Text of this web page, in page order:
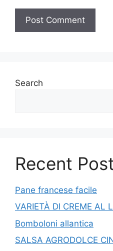
Search
Recent
Pane francese facile
VARIETÀ DI CREME AL
Bomboloni allantica
SALSA AGRODOLCE